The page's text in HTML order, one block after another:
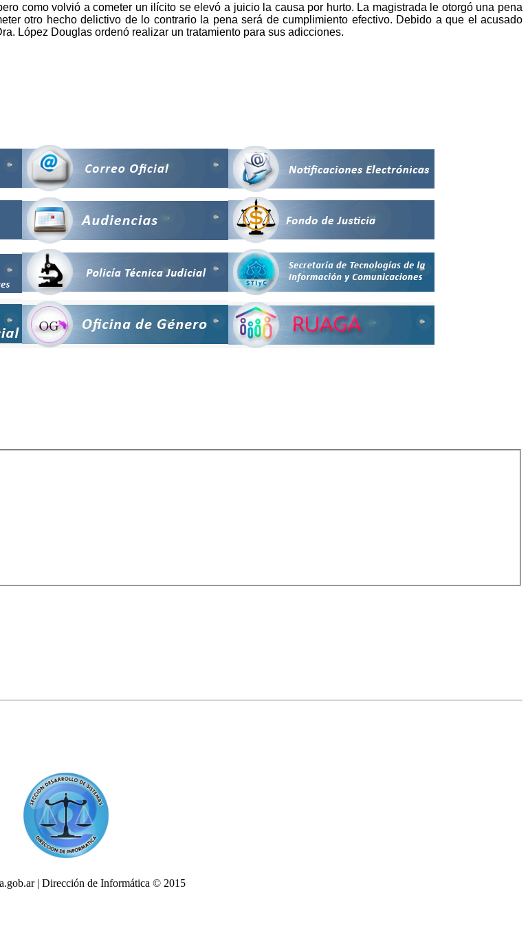
como volvió a cometer un ilícito se elevó a juicio la causa por hurto. La magistrada le otorgó una pena
otro hecho delictivo de lo contrario la pena será de cumplimiento efectivo. Debido a que el acusado
López Douglas ordenó realizar un tratamiento para sus adicciones.
| Dirección de Informática © 2015